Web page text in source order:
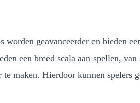
geavanceerder en bieden
een breed scala aan spellen,
maken. Hierdoor kunnen spelers